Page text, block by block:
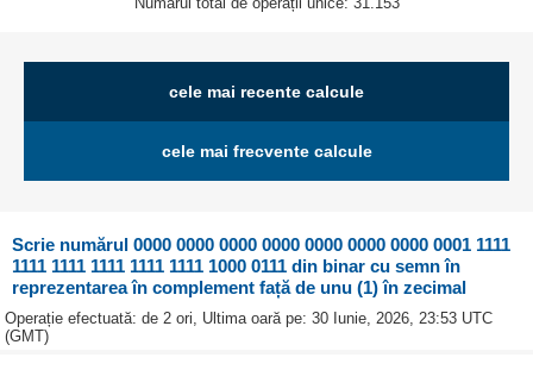
cele mai recente calcule
cele mai frecvente calcule
Scrie numărul 0000 0000 0000 0000 0000 0000 0000 0001 1111
1111 1111 1111 1111 1111 1000 0111 din binar cu semn în
reprezentarea în complement față de unu (1) în zecimal
Operație efectuată: de 2 ori, Ultima oară pe: 30 Iunie, 2026, 23:53 UTC
(GMT)